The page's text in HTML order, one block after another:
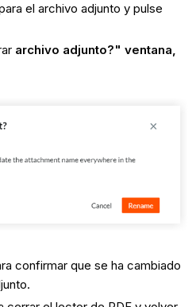
el archivo adjunto y pulse
archivo adjunto?" ventana,
confirmar que se ha cambiado